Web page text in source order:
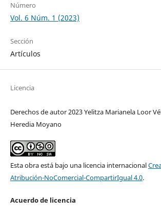
Número
Vol. 6 Núm. 1 (2023)
Sección
Artículos
Licencia
Derechos de autor 2023 Yelitza Marianela Loor
Heredia Moyano
Esta obra está bajo una licencia internacional
Atribución-NoComercial-CompartirIgual 4.0.
Acuerdo de licencia